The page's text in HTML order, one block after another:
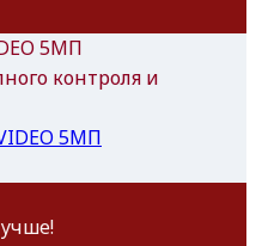
5MП
контроля и